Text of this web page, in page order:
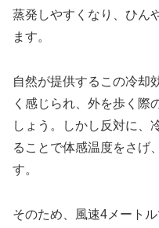
蒸発しやすくなり、ひん
ます。
自然が提供するこの冷却
く感じられ、外を歩く際
しょう。しかし反対に、
ることで体感温度をさげ
す。
そのため、風速4メート